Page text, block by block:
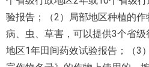
验报告；（2）局部地区种植的
病、虫、草害，可以提供3个省
地区1年田间药效试验报告；（3